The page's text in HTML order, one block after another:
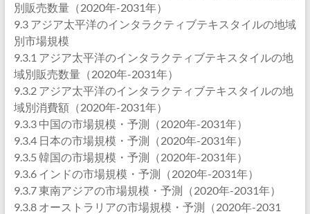
別販売数量（2020年-2031年）
9.3 アジア太平洋のインタラクティブテキスタイルの地域
別市場規模
9.3.1 アジア太平洋のインタラクティブテキスタイルの地
域別販売数量（2020年-2031年）
9.3.2 アジア太平洋のインタラクティブテキスタイルの地
域別消費額（2020年-2031年）
9.3.3 中国の市場規模・予測（2020年-2031年）
9.3.4 日本の市場規模・予測（2020年-2031年）
9.3.5 韓国の市場規模・予測（2020年-2031年）
9.3.6 インドの市場規模・予測（2020年-2031年）
9.3.7 東南アジアの市場規模・予測（2020年-2031年）
9.3.8 オーストラリアの市場規模・予測（2020年-2031